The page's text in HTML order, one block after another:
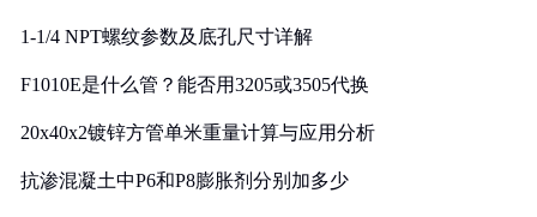
1-1/4 NPT螺纹参数及底孔尺寸详解
F1010E是什么管？能否用3205或3505代换
20x40x2镀锌方管单米重量计算与应用分析
抗渗混凝土中P6和P8膨胀剂分别加多少